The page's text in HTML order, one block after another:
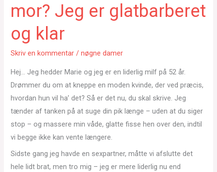
mor? Jeg er glatbarberet
og klar
Skriv en kommentar /nøgne damer
Hej… Jeg hedder Marie og jeg er en liderlig milf på 52 år.
Drømmer du om at kneppe en moden kvinde, der ved præcis,
hvordan hun vil ha’ det? Så er det nu, du skal skrive. Jeg
tænder af tanken på at suge din pik længe – uden at du siger
stop – og massere min våde, glatte fisse hen over den, indtil
vi begge ikke kan vente længere.
Sidste gang jeg havde en sexpartner, måtte vi afslutte det
hele lidt brat, men tro mig – jeg er mere liderlig nu end